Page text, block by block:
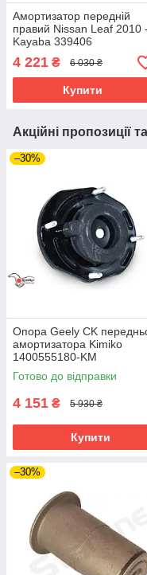
Амортизатор передній
правий Nissan Leaf 2010 -
Kayaba 339406
4 221 ₴ 6 030 ₴
Купити
Акційні пропозиції
–30%
Опора Geely CK
амортизатора Kimiko
1400555180-KM
Готово до відправки
4 151 ₴ 5 930 ₴
Купити
–30%